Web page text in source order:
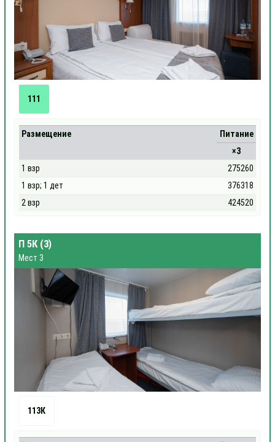
111
Размещение
Питание
×3
1 взр
275260
1 взр; 1 дет
376318
2 взр
424520
П 5К (3)
Мест 3
113К